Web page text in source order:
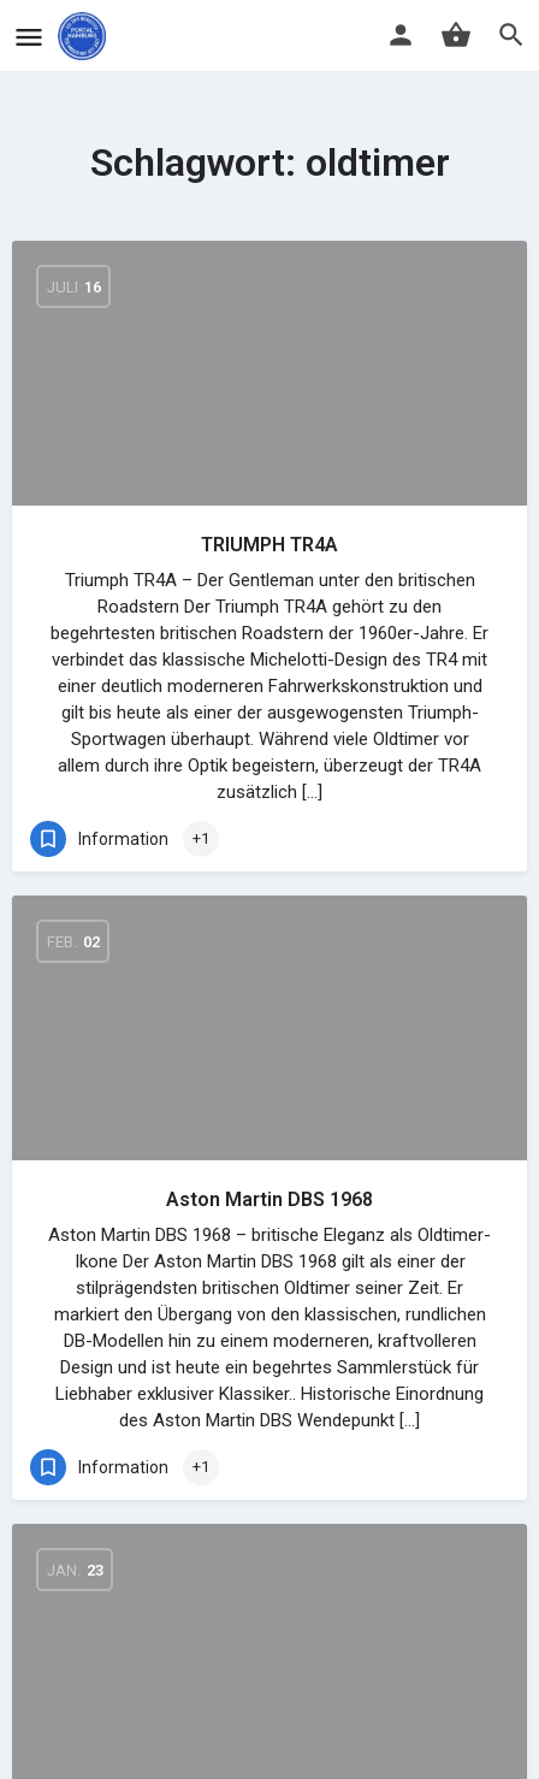
Schlagwort: oldtimer
JULI 16
TRIUMPH TR4A
Triumph TR4A – Der Gentleman unter den britischen
Roadstern Der Triumph TR4A gehört zu den
begehrtesten britischen Roadstern der 1960er-Jahre. Er
verbindet das klassische Michelotti-Design des TR4 mit
einer deutlich moderneren Fahrwerkskonstruktion und
gilt bis heute als einer der ausgewogensten Triumph-
Sportwagen überhaupt. Während viele Oldtimer vor
allem durch ihre Optik begeistern, überzeugt der TR4A
zusätzlich […]
Information +1
FEB. 02
Aston Martin DBS 1968
Aston Martin DBS 1968 – britische Eleganz als Oldtimer-
Ikone Der Aston Martin DBS 1968 gilt als einer der
stilprägendsten britischen Oldtimer seiner Zeit. Er
markiert den Übergang von den klassischen, rundlichen
DB-Modellen hin zu einem moderneren, kraftvolleren
Design und ist heute ein begehrtes Sammlerstück für
Liebhaber exklusiver Klassiker.. Historische Einordnung
des Aston Martin DBS Wendepunkt […]
Information +1
JAN. 23